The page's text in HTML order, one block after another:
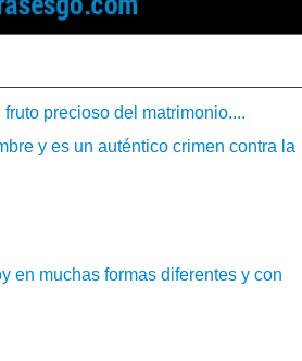
precioso del matrimonio....
y es un auténtico crimen contra la
en muchas formas diferentes y con